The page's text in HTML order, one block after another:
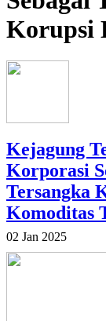
Korupsi
Kejagung
Korporasi
Tersangka
Komoditas
02 Jan 2025